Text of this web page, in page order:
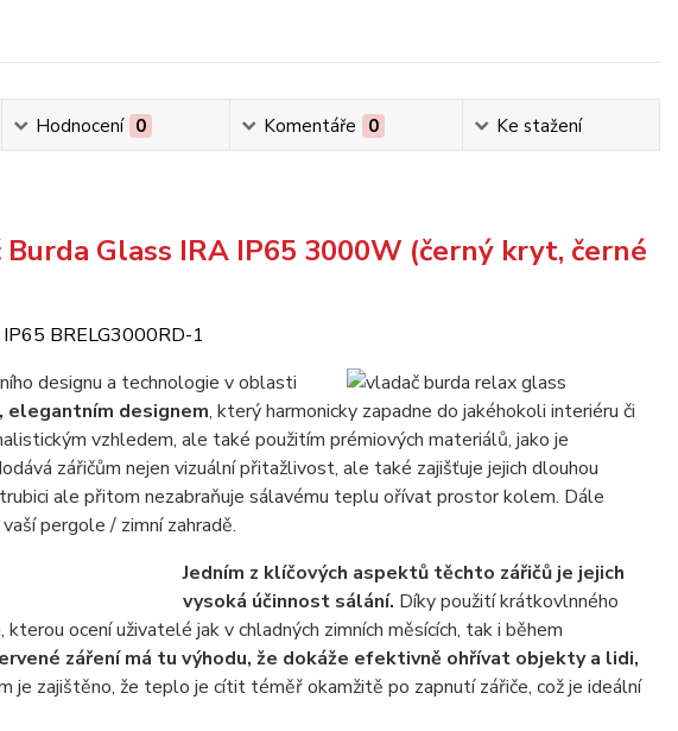
Hodnocení 0 Komentáře 0 Ke stažení
Glass IRA IP65 3000W (černý kryt, černé
designu a technologie v oblasti
elegantním designem, který harmonicky zapadne do jakéhokoli interiéru či
vzhledem, ale také použitím prémiových materiálů, jako je
zářičům nejen vizuální přitažlivost, ale také zajišťuje jejich dlouhou
ale přitom nezabraňuje sálavému teplu ořívat prostor kolem. Dále
pergole / zimní zahradě.
Jedním z klíčových aspektů těchto zářičů je jejich
vysoká účinnost sálání. Díky použití krátkovlnného
ocení uživatelé jak v chladných zimních měsících, tak i během
záření má tu výhodu, že dokáže efektivně ohřívat objekty a lidi,
je zajištěno, že teplo je cítit téměř okamžitě po zapnutí zářiče, což je ideální